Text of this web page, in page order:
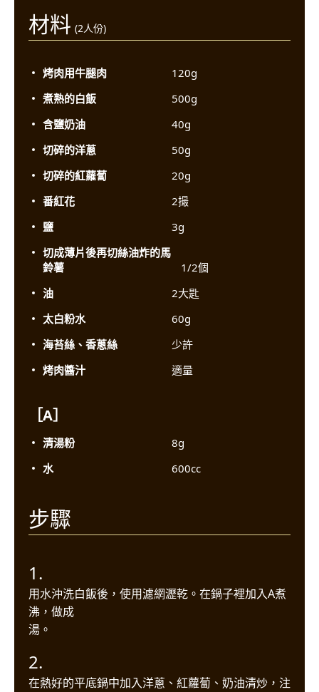
材料 (2人份)
烤肉用牛腿肉
120g
煮熟的白飯
500g
含鹽奶油
40g
切碎的洋蔥
50g
切碎的紅蘿蔔
20g
番紅花
2撮
鹽
3g
切成薄片後再切絲油炸的馬
鈴薯
1/2個
油
2大匙
太白粉水
60g
海苔絲、香蔥絲
少許
烤肉醬汁
適量
［A］
清湯粉
8g
水
600cc
步驟
1.
用水沖洗白飯後，使用濾網瀝乾。在鍋子裡加入A煮
沸，做成
湯。
2.
在熱好的平底鍋中加入洋蔥、紅蘿蔔、奶油清炒，注